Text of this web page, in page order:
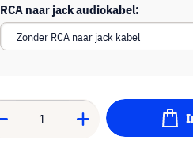
RCA naar jack audiokabel: